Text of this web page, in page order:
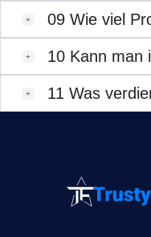
09 Wie viel
10 Kann man
11 Was